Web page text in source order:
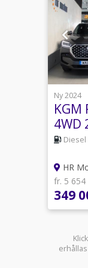
Ny 2024
KGM
4WD
SitsDiesel
HR
fr. 5
349